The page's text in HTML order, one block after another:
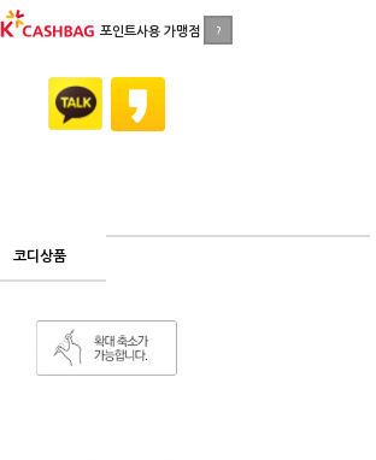
포인트사용 가맹점 ?
코디상품